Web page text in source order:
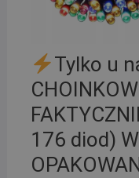
Tylko u
176 diod)